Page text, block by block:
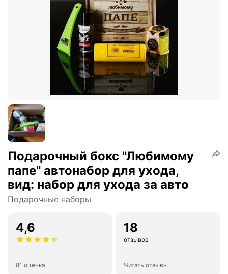
Подарочный бокс "Любимому
папе" автонабор для ухода,
вид: набор для ухода за авто
Подарочные наборы
4,6
81 оценка
18
отзывов
Читать отзывы